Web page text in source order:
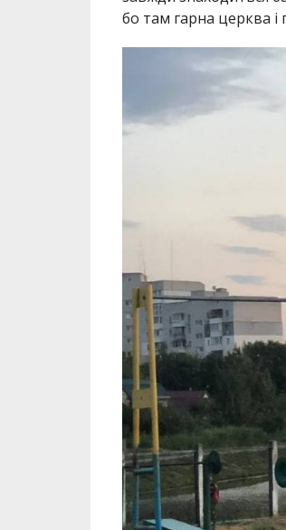
бо там гарна церква і